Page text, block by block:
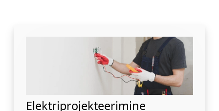
Elektriprojekteerimine